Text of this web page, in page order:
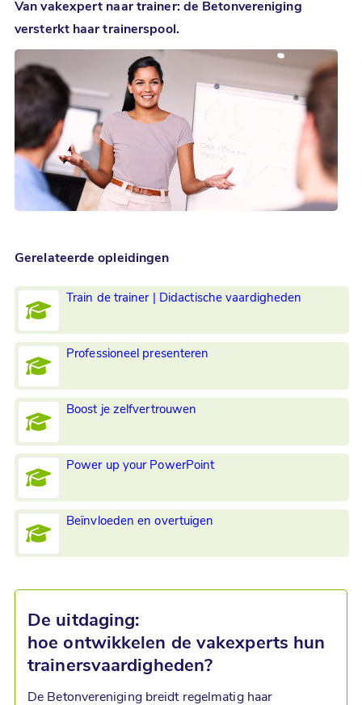
Van vakexpert naar trainer: de Betonvereniging
versterkt haar trainerspool.
Gerelateerde opleidingen
Train de trainer | Didactische vaardigheden
Professioneel presenteren
Boost je zelfvertrouwen
Power up your PowerPoint
Beïnvloeden en overtuigen
De uitdaging:
hoe ontwikkelen de vakexperts hun
trainersvaardigheden?
De Betonvereniging breidt regelmatig haar